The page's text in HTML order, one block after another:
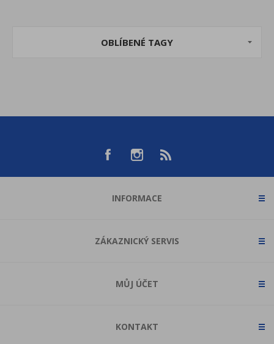
OBLÍBENÉ TAGY
INFORMACE
ZÁKAZNICKÝ SERVIS
MŮJ ÚČET
KONTAKT